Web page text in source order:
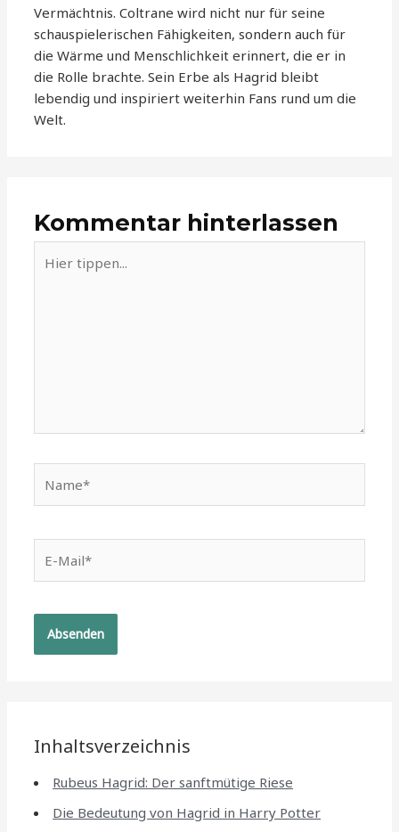
Vermächtnis. Coltrane wird nicht nur für seine
schauspielerischen Fähigkeiten, sondern auch für
die Wärme und Menschlichkeit erinnert, die er in
die Rolle brachte. Sein Erbe als Hagrid bleibt
lebendig und inspiriert weiterhin Fans rund um die
Welt.
Kommentar hinterlassen
tippen...
Mail*
Inhaltsverzeichnis
Rubeus Hagrid: Der sanftmütige Riese
Die Bedeutung von Hagrid in Harry Potter